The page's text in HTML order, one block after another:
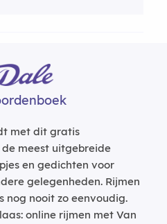
met dit gratis
meest uitgebreide
en gedichten voor
gelegenheden. Rijmen
nog nooit zo eenvoudig.
online rijmen met Van